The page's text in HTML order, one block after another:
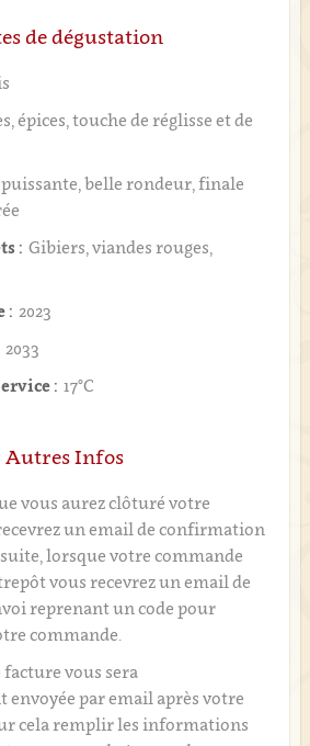
de dégustation
épices, touche de réglisse et de
belle rondeur, finale
: Gibiers, viandes rouges,
: 2023
2033
: 17°C
Autres Infos
vous aurez clôturé votre
un email de confirmation
lorsque votre commande
vous recevrez un email de
reprenant un code pour
commande.
facture vous sera
par email après votre
cela remplir les informations